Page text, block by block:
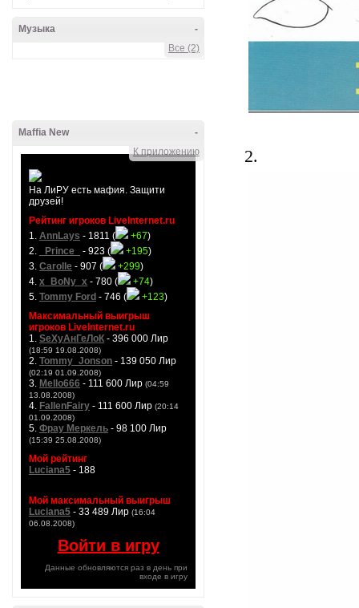
-
Музыка
Все (2)
-
Maffia New
К приложению
На ЛиРУ есть мафия. Защити
друзей!
Рейтинг игроков LiveInternet.ru
1. AnnLays - 1811 ( +67)
2.
_Prince_ - 923 ( +195)
3. Carolle - 907 ( +299)
4. x_BoNy_x - 780 ( +74)
5. Tommy Ford - 746 ( +123)
Максимальный выигрыш
игроков LiveInternet.ru
1. SeXyАнГеЛоК - 396 000 Лир
(18:59 19.08.2008)
2. Tommy_Jonson - 139 050 Лир
(02:19 01.09.2008)
3. Mello666 - 111 600 Лир (04:59
13.08.2008)
4. FallenFairy - 111 600 Лир (20:14
01.09.2008)
5. Фрау Меркель - 98 100 Лир
(15:39 25.08.2008)
Мой рейтинг
Luciana5 - 188
Мой максимальный выигрыш
Luciana5 - 33 489 Лир (16:04
06.08.2008)
Войти в игру
Данные обновляются раз в день при
входе в игру
2.